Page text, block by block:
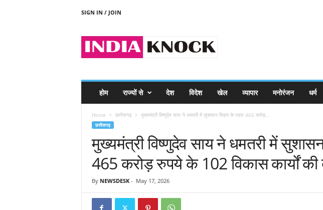
SIGN IN / JOIN
होम राज्यों से देश विदेश खेल व्यापार मनोरंजन धर्म
Home छत्तीसगढ़ मुख्यमंत्री विष्णुदेव साय ने धमतरी में सुशासन तिहार के तहत 465 करोड़...
छत्तीसगढ़
मुख्यमंत्री विष्णुदेव साय ने धमतरी में
465 करोड़ रुपये के 102 विकास कार्यों की
By NEWSDESK- May 17, 2026